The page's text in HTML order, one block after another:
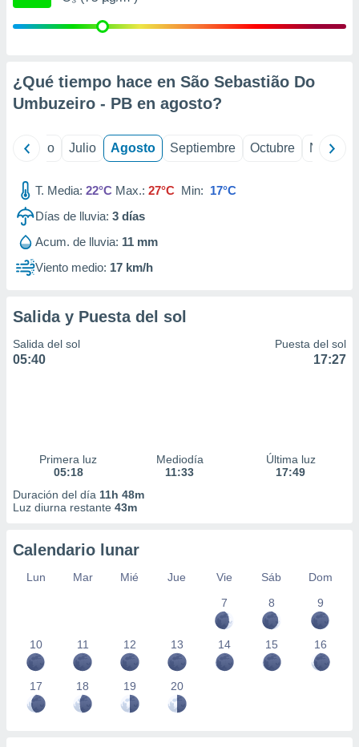
publicidad
publicidad
1199
¿Qué tiempo hace en São Sebastião Do
Umbuzeiro - PB en agosto?
Junio Julio Agosto Septiembre Octubre
T. Media: 22°C Max.: 27°C Min: 17°C
Días de lluvia: 3 días
Acum. de lluvia: 11 mm
Viento medio: 17 km/h
Salida y Puesta del sol
Salida del sol
05:40
Puesta del sol
17:27
Primera luz
05:18
Mediodía
11:33
Última luz
17:49
Duración del día 11h 48m
Luz diurna restante 43m
Calendario lunar
Lun Mar Mié Jue Vie Sáb
Dom
7
8 9
10 11 12 13 14 15 16
17 18 19 20